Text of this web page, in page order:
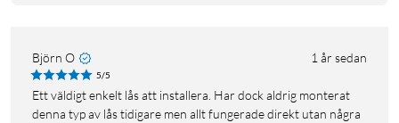
Björn O 1 år sedan
5/5
Ett väldigt enkelt lås att installera. Har dock aldrig monterat
denna typ av lås tidigare men allt fungerade direkt utan några